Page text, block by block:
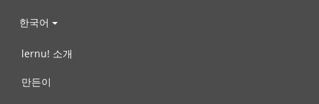
한국어
lernu! 소개
만든이